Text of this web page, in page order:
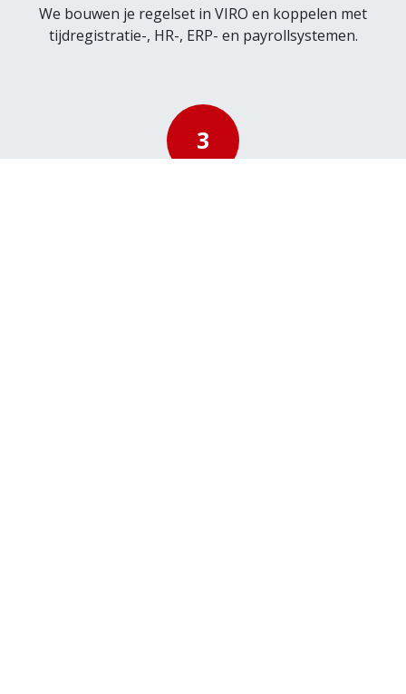
We bouwen je regelset in VIRO en koppelen met
tijdregistratie-, HR-, ERP- en payrollsystemen.
3